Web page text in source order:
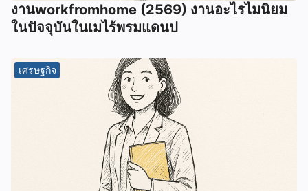
งานworkfromhome (2569) งานอะไรไมนิยม
ในปัจจุบันในเมไร้พรมแดนป
เศรษฐกิจ